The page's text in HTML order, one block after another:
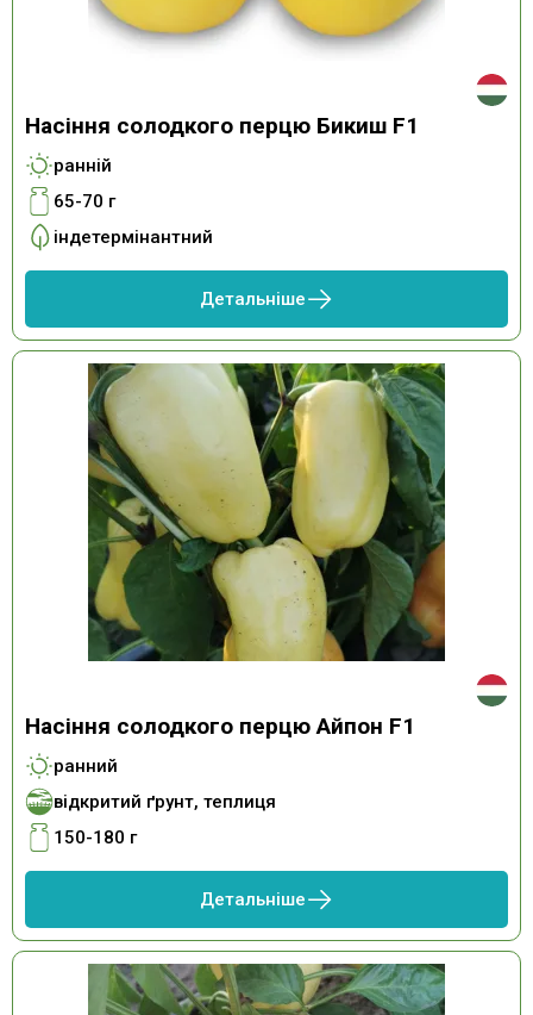
Насіння солодкого перцю Бикиш F1
ранній
65-70 г
індетермінантний
Детальніше
Насіння солодкого перцю Айпон F1
ранний
відкритий ґрунт, теплиця
150-180 г
Детальніше